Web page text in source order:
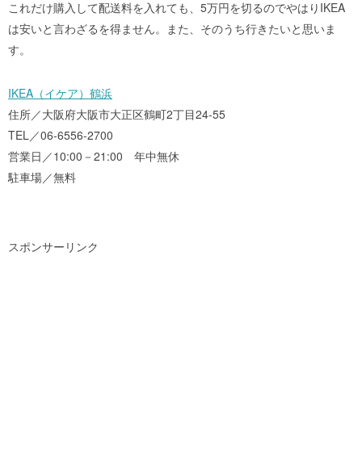
これだけ購入して配送料を入れても、5万円を切るのでやはりIKEA
は安いと言わざるを得ません。また、そのうち行きたいと思いま
す。
IKEA（イケア）鶴浜
住所／大阪府大阪市大正区鶴町2丁目24-55
TEL／06-6556-2700
営業日／10:00－21:00 年中無休
駐車場／無料
スポンサーリンク